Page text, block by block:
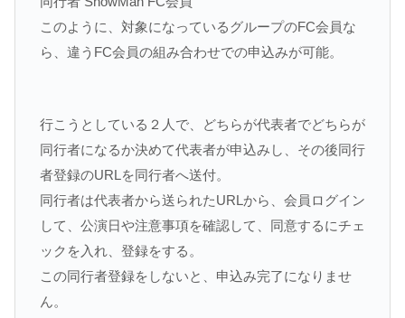
このように、対象になっているグループのFC会員な
ら、違うFC会員の組み合わせでの申込みが可能。
行こうとしている２人で、どちらが代表者でどちらが
同行者になるか決めて代表者が申込みし、その後同行
者登録のURLを同行者へ送付。
同行者は代表者から送られたURLから、会員ログイン
して、公演日や注意事項を確認して、同意するにチェ
ックを入れ、登録をする。
この同行者登録をしないと、申込み完了になりませ
ん。